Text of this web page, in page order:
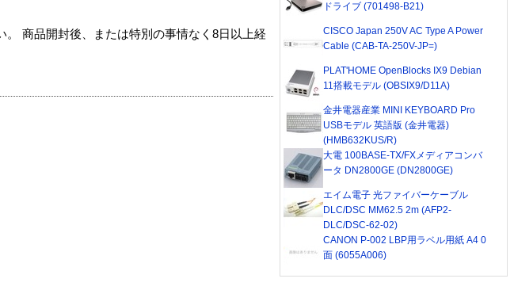
商品開封後、または特別の事情なく8日以上経
ドライブ (701498-B21)
CISCO Japan 250V AC Type A Power
Cable (CAB-TA-250V-JP=)
PLAT'HOME OpenBlocks IX9 Debian
11搭載モデル (OBSIX9/D11A)
金井電器産業 MINI KEYBOARD Pro
USBモデル 英語版 (金井電器)
(HMB632KUS/R)
大電 100BASE-TX/FXメディアコンバ
ータ DN2800GE (DN2800GE)
エイム電子 光ファイバーケーブル
DLC/DSC MM62.5 2m (AFP2-
DLC/DSC-62-02)
CANON P-002 LBP用ラベル用紙 A4 0
面 (6055A006)